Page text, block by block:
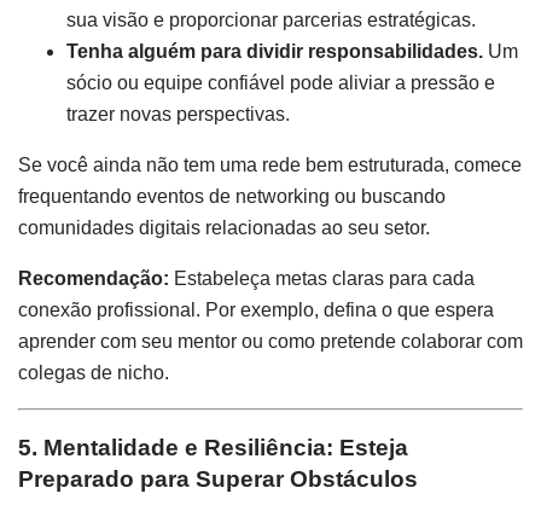
sua visão e proporcionar parcerias estratégicas.
Tenha alguém para dividir responsabilidades. Um
sócio ou equipe confiável pode aliviar a pressão e
trazer novas perspectivas.
Se você ainda não tem uma rede bem estruturada, comece
frequentando eventos de networking ou buscando
comunidades digitais relacionadas ao seu setor.
Recomendação: Estabeleça metas claras para cada
conexão profissional. Por exemplo, defina o que espera
aprender com seu mentor ou como pretende colaborar com
colegas de nicho.
5. Mentalidade e Resiliência: Esteja
Preparado para Superar Obstáculos